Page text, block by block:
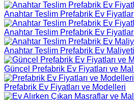
Anahtar Teslim Prefabrik Ev
Anahtar Teslim Prefabrik Ev
Anahtar Teslim Prefabrik Ev Maliyeti
Güncel Prefabrik Ev Fiyatları ve
Prefabrik Ev Fiyatları ve Modelleri